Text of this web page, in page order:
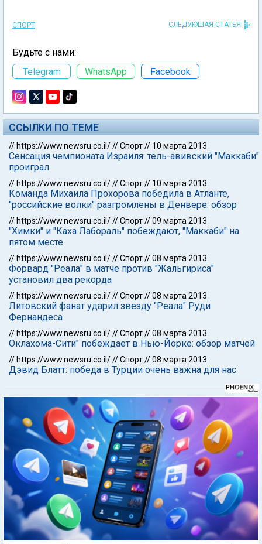
СПОРТ СЛЕДУЮЩАЯ СТАТЬЯ
Будьте с нами:
Telegram
WhatsApp Facebook
ССЫЛКИ ПО ТЕМЕ
// https://www.newsru.co.il///Спорт// 10 марта 2013
Сенсация чемпионата Израиля: тель-авивский "Маккаби"
проиграл
// https://www.newsru.co.il///Спорт// 10 марта 2013
Команда Михаила Прохорова победила в Атланте,
"российские волки" разгромлены в Денвере: обзор
// https://www.newsru.co.il///Спорт//09 марта 2013
"Химки" и "Каха Лабораль" побеждают, "Маккаби" на
пятом месте
// https://www.newsru.co.il///Спорт//08 марта 2013
Форвард "Реала" в матче против "Жальгириса"
установил два рекорда
// https://www.newsru.co.il///Спорт//08 марта 2013
Литовский фанат ударил звезду "Реала" Руди
Фернандеса
// https://www.newsru.co.il///Спорт//08 марта 2013
Оклахома-Сити" побеждает в Нью-Йорке: обзор матчей
// https://www.newsru.co.il///Спорт//08 марта 2013
Дэвид Блатт: победа в Турции очень важна для нас